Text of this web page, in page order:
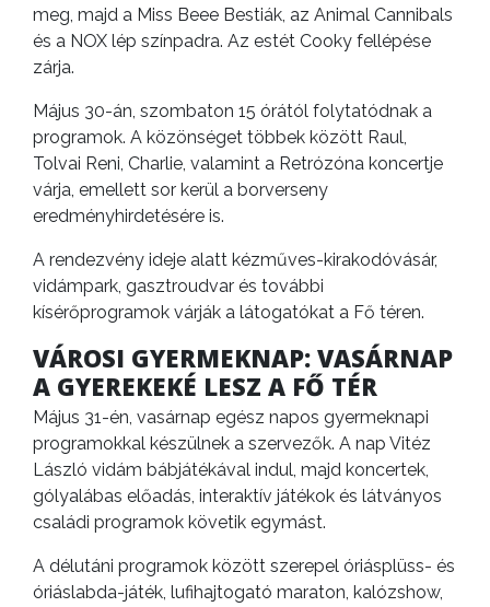
meg, majd a Miss Beee Bestiák, az Animal Cannibals
és a NOX lép színpadra. Az estét Cooky fellépése
zárja.
Május 30-án, szombaton 15 órától folytatódnak a
programok. A közönséget többek között Raul,
Tolvai Reni, Charlie, valamint a Retrózóna koncertje
várja, emellett sor kerül a borverseny
eredményhirdetésére is.
A rendezvény ideje alatt kézműves-kirakodóvásár,
vidámpark, gasztroudvar és további
kísérőprogramok várják a látogatókat a Fő téren.
VÁROSI GYERMEKNAP: VASÁRNAP
A GYEREKEKÉ LESZ A FŐ TÉR
Május 31-én, vasárnap egész napos gyermeknapi
programokkal készülnek a szervezők. A nap Vitéz
László vidám bábjátékával indul, majd koncertek,
gólyalábas előadás, interaktív játékok és látványos
családi programok követik egymást.
A délutáni programok között szerepel óriásplüss- és
óriáslabda-játék, lufihajtogató maraton, kalózshow,